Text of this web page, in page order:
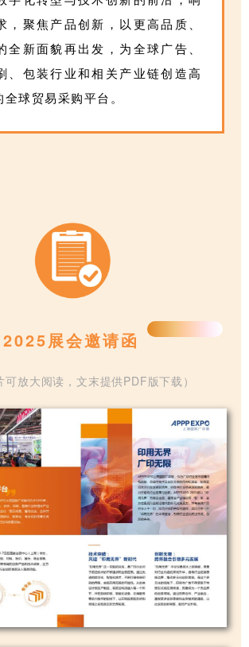
，聚焦产品创新，以更高品质、
全新面貌再出发，为全球广告、
、包装行业和相关产业链创造高
球贸易采购平台。
2025展会邀请函
可放大阅读，文末提供PDF版下载）